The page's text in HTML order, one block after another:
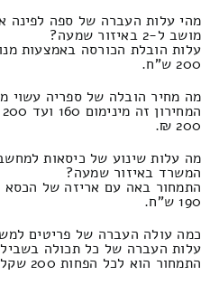
מהי עלות העברה של ספה לפינה
מושב ל-2 באיזור שמעה?
200 ש"ח.
מה מחיר הובלה של ספריה עשוי
200 ₪.
מה עלות שינוע של כיסאות
המשרד באיזור שמעה?
התמחור באה עם אריזה של
190 ש"ח.
כמה עולה העברה של פריטים
עלות העברה של כל תכולה
התמחור הוא לכל הפחות 200 שקלים חדשים.